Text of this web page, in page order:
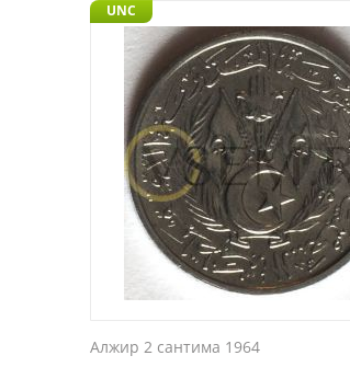
UNC
Алжир 2 сантима 1964